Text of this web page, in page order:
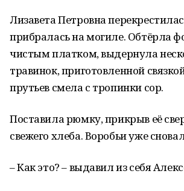
Лизавета Петровна
прибралась на могиле. Обтёрла
чистым платком, выдернула
травинок, приготовленной
прутьев смела с тропинки сор.
Поставила рюмку, прикрыв её
свежего хлеба. Воробьи уже
– Как это? – выдавил из себя